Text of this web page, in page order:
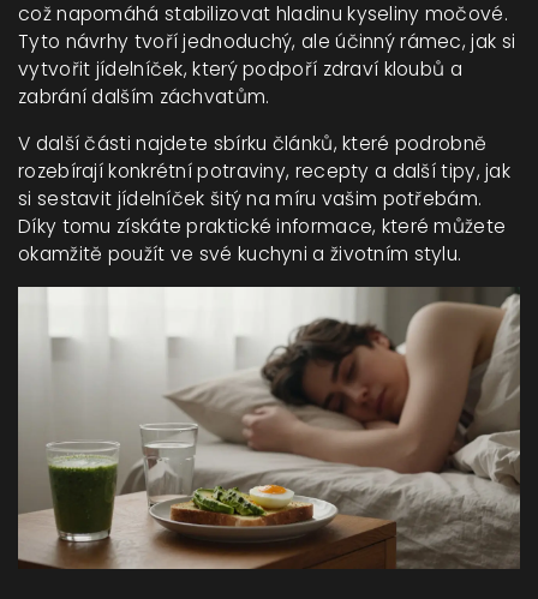
což napomáhá stabilizovat hladinu kyseliny močové.
Tyto návrhy tvoří jednoduchý, ale účinný rámec, jak si
vytvořit jídelníček, který podpoří zdraví kloubů a
zabrání dalším záchvatům.
V další části najdete sbírku článků, které podrobně
rozebírají konkrétní potraviny, recepty a další tipy, jak
si sestavit jídelníček šitý na míru vašim potřebám.
Díky tomu získáte praktické informace, které můžete
okamžitě použít ve své kuchyni a životním stylu.